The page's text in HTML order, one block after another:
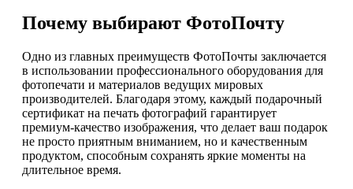
Почему выбирают ФотоПочту
Одно из главных преимуществ ФотоПочты заключается
в использовании профессионального оборудования для
фотопечати и материалов ведущих мировых
производителей. Благодаря этому, каждый подарочный
сертификат на печать фотографий гарантирует
премиум-качество изображения, что делает ваш подарок
не просто приятным вниманием, но и качественным
продуктом, способным сохранять яркие моменты на
длительное время.